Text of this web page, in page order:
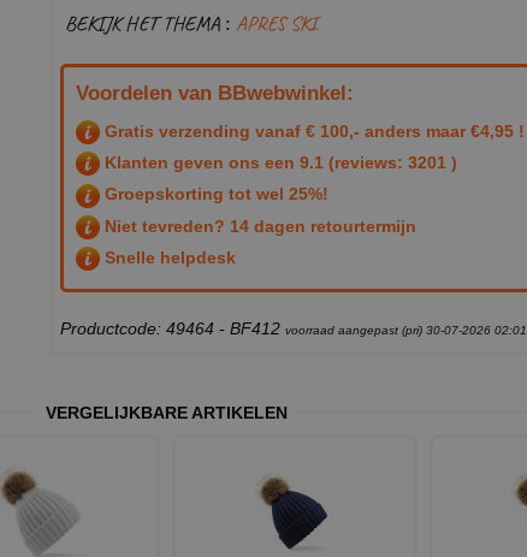
BEKIJK HET THEMA : APRES SKI
Voordelen van BBwebwinkel:
Gratis verzending vanaf € 100,- anders maar €4,95 !
Klanten geven ons een 9.1 (reviews: 3201 )
Groepskorting tot wel 25%!
Niet tevreden? 14 dagen retourtermijn
Snelle helpdesk
Productcode: 49464 - BF412 voorraad aangepast (pri) 30-07-2026 02:01
VERGELIJKBARE ARTIKELEN